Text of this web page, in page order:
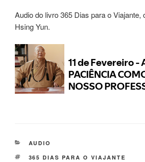
Audio do livro 365 Dias para o Viajante,
Hsing Yun.
AUDIO
365 DIAS PARA O VIAJANTE